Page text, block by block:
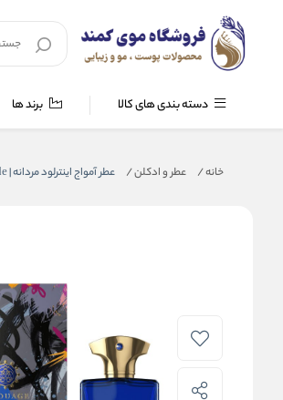
دسته بندی های کالا برند ها
خانه/ عطر و ادکلن/ عطر آمواج اینترلود مردانه | Amouage Interlude